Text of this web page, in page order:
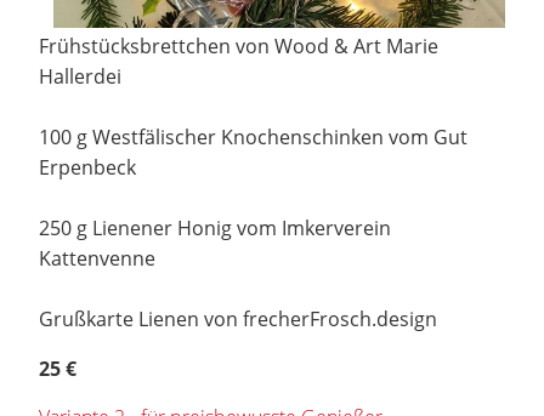
Frühstücksbrettchen von Wood & Art Marie
Hallerdei
100 g Westfälischer Knochenschinken vom Gut
Erpenbeck
250 g Lienener Honig vom Imkerverein
Kattenvenne
Grußkarte Lienen von frecherFrosch.design
25 €